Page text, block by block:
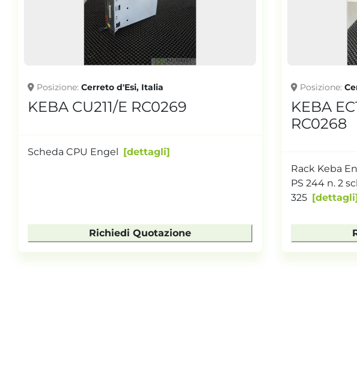
Posizione Cerreto d'Esi, Italia
KEBA CU211/E RC0269
Scheda CPU Engel dettagli
Richiedi Quotazione
Posizione
KEBA
RC0268
Rack Keba
PS 244 n. 2
325
dettagli